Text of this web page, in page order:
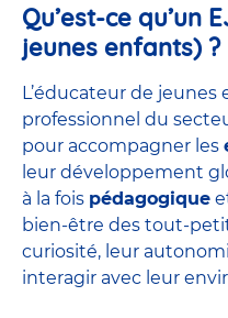
Qu’est-ce qu’un
jeunes enfants) ?
L’éducateur de jeunes
professionnel du
pour accompagner les
leur développement
à la fois pédagogique
bien-être des tout-
curiosité, leur
interagir avec leur